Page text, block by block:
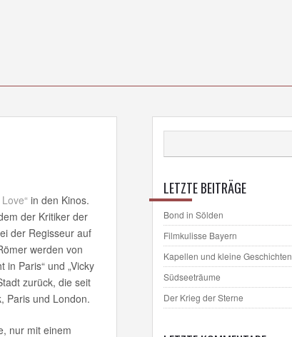
in den Kinos.
der Kritiker der
der Regisseur auf
werden von
Paris“ und „Vicky
zurück, die seit
Paris und London.
nur mit einem
LETZTE BEITRÄGE
Bond in Sölden
Filmkulisse Bayern
Kapellen und kleine Geschichten
Südseeträume
Der Krieg der Sterne